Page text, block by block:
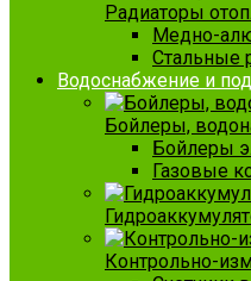
Радиаторы
Медно-
Стальные
Водоснабжение и
Бойлеры,
Бойлеры
Газовые
Контрольно-